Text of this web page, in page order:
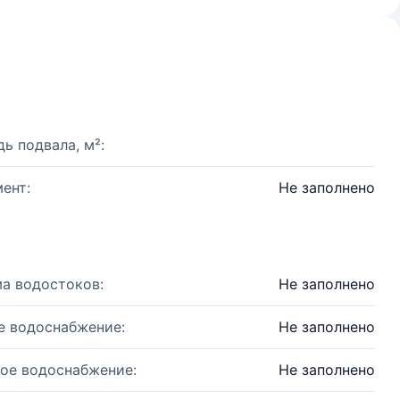
подвала, м²:
Не заполнено
водостоков: Не заполнено
водоснабжение: Не заполнено
водоснабжение: Не заполнено